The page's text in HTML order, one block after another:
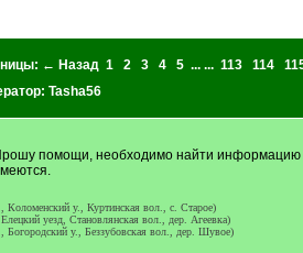
← Назад 1 2 3 4 5 ... ... 113 114
Tasha56
помощи, необходимо найти информацию
у., Куртинская вол., с. Старое)
уезд, Становлянская вол., дер. Агеевка)
у., Беззубовская вол., дер. Шувое)